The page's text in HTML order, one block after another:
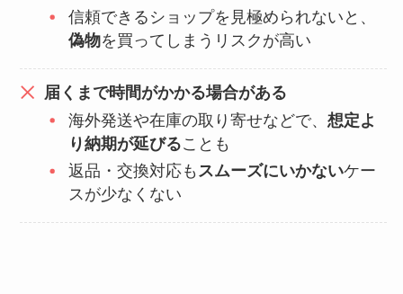
信頼できるショップを見極められないと、
偽物を買ってしまうリスクが高い
届くまで時間がかかる場合がある
海外発送や在庫の取り寄せなどで、想定よ
り納期が延びることも
返品・交換対応も スムーズにいかないケー
スが少なくない